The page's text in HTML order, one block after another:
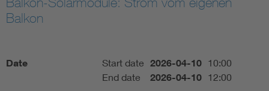
Artificial Intelligence
Balkon
Date Start date 2026-04-10 10:00
End date
2026-04-10 12:00